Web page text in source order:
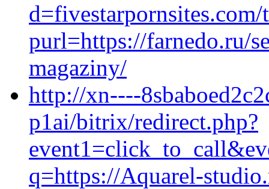
purl=https://farnedo.ru/
magaziny/
http://xn----
p1ai/bitrix/redirect.php?
q=https://Aquarel-